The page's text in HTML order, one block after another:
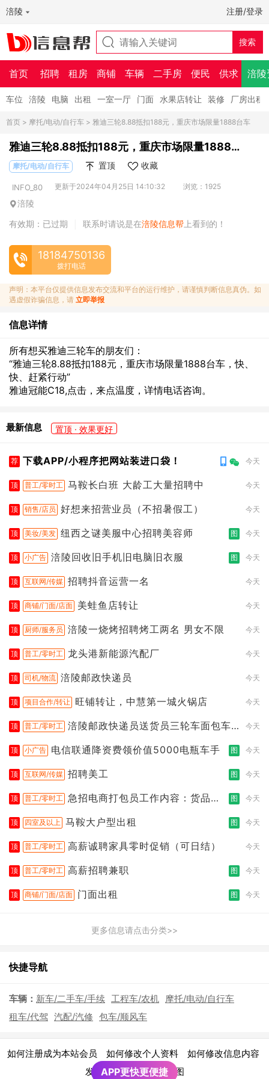
涪陵 注册/登录
首页 招聘 租房 商铺 车辆 二手房 便民 供求 涪陵
车位 涪陵 电脑 出租 一室一厅 门面 水果店转让 装修 厂房出租
首页 > 摩托/电动/自行车 > 雅迪三轮8.88抵扣188元，重庆市场限量1888台车
雅迪三轮8.88抵扣188元，重庆市场限量1888台
车摩托/电动/自行车 置顶 收藏
INFO_80 更新于2024年04月25日 14:10:32 浏览：1925
涪陵
有效期：已过期
联系时请说是在涪陵信息帮 上看到的！
18184750136
拨打电话
声明：本平台仅提供信息发布交流和平台的运行维护，请谨慎判断信息真伪。如
遇虚假诈骗信息，请 立即举报
信息详情
所有想买雅迪三轮车的朋友们：
“雅迪三轮8.88抵扣188元，重庆市场限量1888台车，快、
快、赶紧行动”
雅迪冠能C18,点击，来点温度，详情电话咨询。
最新信息 置顶 · 效果更好
荐 下载APP/小程序把网站装进口袋！ 今天
顶 普工/零时工 马鞍长白班 大龄工大量招聘中 今天
顶 销售/店员 好想来招营业员（不招暑假工） 今天
顶 美妆/美发 纽西之谜美服中心招聘美容师 图 今天
顶 小广告 涪陵回收旧手机旧电脑旧衣服 图 今天
顶 互联网/传媒 招聘抖音运营一名 今天
顶 商铺/门面/店面 美蛙鱼店转让 今天
顶 厨师/服务员 涪陵一烧烤招聘烤工两名 男女不限 今天
顶 普工/零时工 龙头港新能源汽配厂 今天
顶 司机/物流 涪陵邮政快递员 今天
顶 项目合作/转让 旺铺转让，中慧第一城火锅店 今天
顶 普工/零时工 涪陵邮政快递员送货员三轮车面包车
今天
顶 小广告 电信联通降资费领价值5000电瓶车手 图 今天
顶 互联网/传媒 招聘美工 图 今天
顶 普工/零时工 急招电商打包员工作内容：货品分
图 今天
顶 四室及以上 马鞍大户型出租 图 今天
顶 普工/零时工 高薪诚聘家具零时促销（可日结） 今天
顶 普工/零时工 高薪招聘兼职 图 今天
顶 商铺/门面/店面 门面出租 图 今天
更多信息请点击分类>>
快捷导航
车辆： 新车/二手车/手续 工程车/农机 摩托/电动/自行车
租车/代驾 汽配/汽修 包车/顺风车
如何注册成为本站会员 如何修改个人资料 如何修改信息内容
发布广告须知 | 网站地图
APP更快更便捷